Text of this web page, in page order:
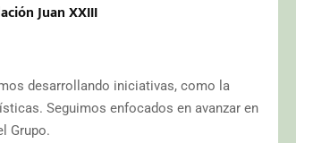
Juan XXIII
desarrollando iniciativas, como la
Seguimos enfocados en avanzar en
Grupo.